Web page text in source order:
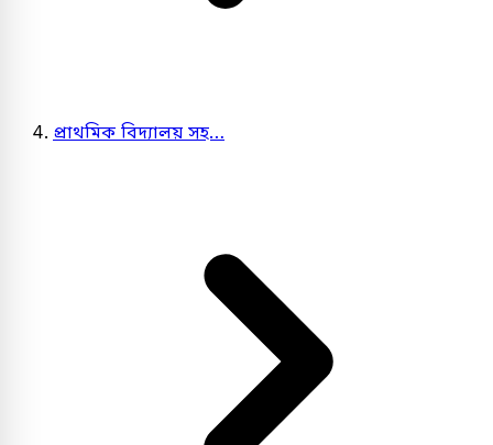
প্রাথমিক বিদ্যালয় সহ…